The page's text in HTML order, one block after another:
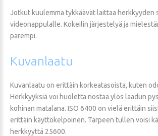
Jotkut kuulemma tykkäävät laittaa herkkyyden
videonappulalle. Kokeilin järjestelyä ja
parempi.
Kuvanlaatu
Kuvanlaatu on erittäin korkeatasoista, kuten
Herkkyyksiä voi huoletta nostaa ylös laadun
kohinan matalana. ISO 6400 on vielä erittäin
erittäin käyttökelpoinen. Tarpeen tullen voisi
herkkyyttä 25600.